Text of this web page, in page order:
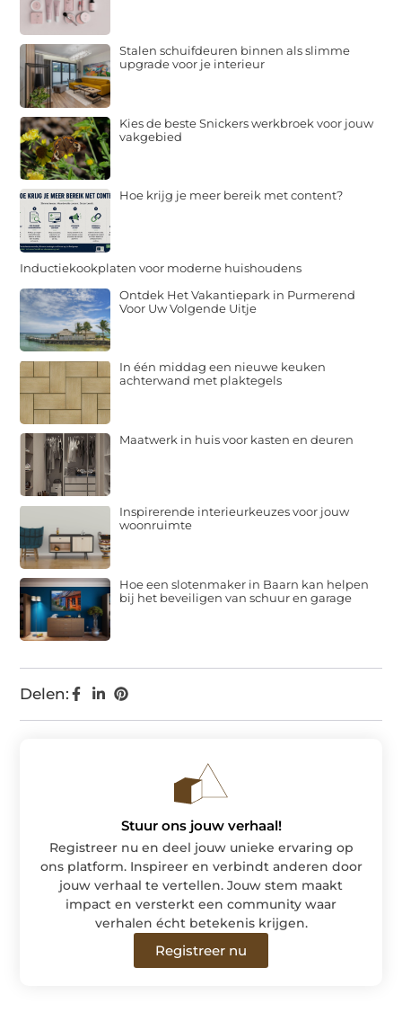
Delen:
Stalen schuifdeuren binnen als slimme
upgrade voor je interieur
Kies de beste Snickers werkbroek voor jouw
vakgebied
Hoe krijg je meer bereik met content?
Inductiekookplaten voor moderne huishoudens
Ontdek Het Vakantiepark in Purmerend
Voor Uw Volgende Uitje
In één middag een nieuwe keuken
achterwand met plaktegels
Maatwerk in huis voor kasten en deuren
Inspirerende interieurkeuzes voor jouw
woonruimte
Hoe een slotenmaker in Baarn kan helpen
bij het beveiligen van schuur en garage
Stuur ons jouw verhaal!
Registreer nu en deel jouw unieke ervaring op
ons platform. Inspireer en verbindt anderen door
jouw verhaal te vertellen. Jouw stem maakt
impact en versterkt een community waar
verhalen écht betekenis krijgen.
Registreer nu